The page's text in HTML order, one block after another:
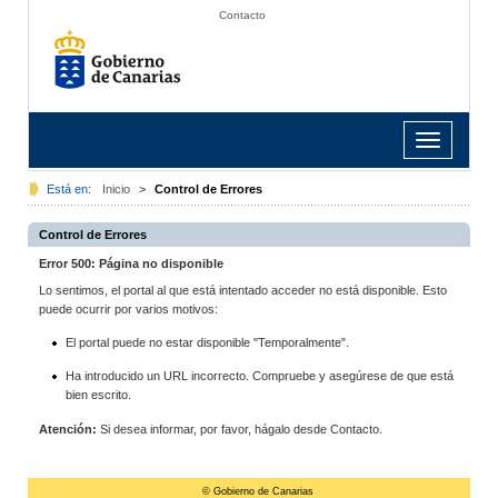
Contacto
Toggle
navigation
Está en: Inicio > Control de Errores
Control de Errores
Error 500: Página no disponible
Lo sentimos, el portal al que está intentado acceder no está disponible. Esto
puede ocurrir por varios motivos:
El portal puede no estar disponible "Temporalmente".
Ha introducido un URL incorrecto. Compruebe y asegúrese de que está
bien escrito.
Atención: Si desea informar, por favor, hágalo desde Contacto.
© Gobierno de Canarias